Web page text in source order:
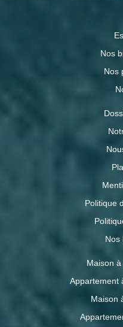
Nos
Nos
Politique
Nos
Maison
Appartement
Maison